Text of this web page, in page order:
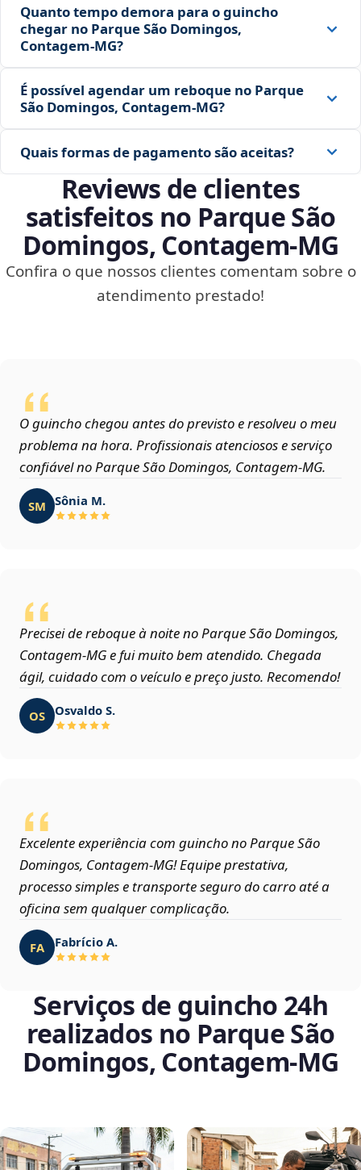
Quanto tempo demora para o guincho
chegar no Parque São Domingos,
Contagem‑MG?
É possível agendar um reboque no Parque
São Domingos, Contagem‑MG?
Quais formas de pagamento são aceitas?
Reviews de clientes
satisfeitos no Parque São
Domingos, Contagem‑MG
Confira o que nossos clientes comentam sobre o
atendimento prestado!
O guincho chegou antes do previsto e resolveu o meu
problema na hora. Profissionais atenciosos e serviço
confiável no Parque São Domingos, Contagem‑MG.
SM Sônia M.
Precisei de reboque à noite no Parque São Domingos,
Contagem‑MG e fui muito bem atendido. Chegada
ágil, cuidado com o veículo e preço justo. Recomendo!
OS Osvaldo S.
Excelente experiência com guincho no Parque São
Domingos, Contagem‑MG! Equipe prestativa,
processo simples e transporte seguro do carro até a
oficina sem qualquer complicação.
FA Fabrício A.
Serviços de guincho 24h
realizados no Parque São
Domingos, Contagem‑MG